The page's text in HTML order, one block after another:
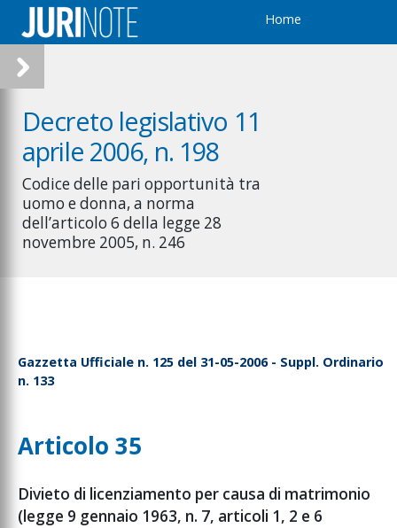
Home
Decreto legislativo 11
aprile 2006, n. 198
Codice delle pari opportunità tra
uomo e donna, a norma
dell’articolo 6 della legge 28
novembre 2005, n. 246
Gazzetta Ufficiale n. 125 del 31-05-2006 - Suppl. Ordinario
n. 133
Articolo 35
Divieto di licenziamento per causa di matrimonio
(legge 9 gennaio 1963, n. 7, articoli 1, 2 e 6